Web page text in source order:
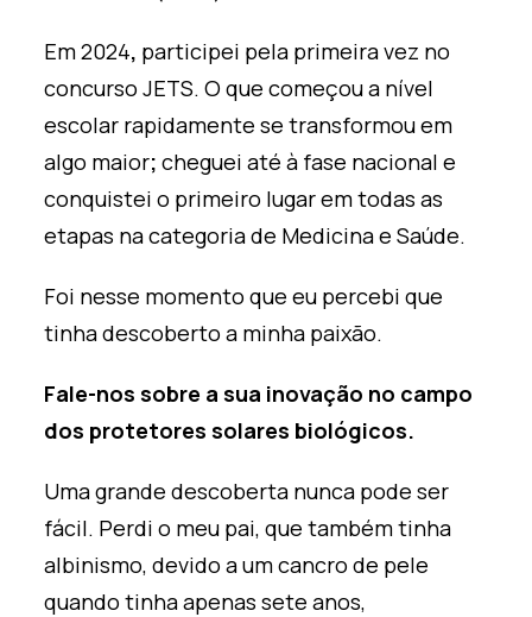
Em 2024, participei pela primeira vez no
concurso JETS. O que começou a nível
escolar rapidamente se transformou em
algo maior;cheguei até à fase nacional e
conquistei o primeiro lugar em todas as
etapas na categoria de Medicina e Saúde.
Foi nesse momento que eu percebique
tinha descoberto a minha paixão.
Fale-nos sobre a sua inovação no campo
dos protetores solares biológicos.
Uma grande descoberta nunca pode ser
fácil. Perdi o meu pai, que também tinha
albinismo, devido a um cancro de pele
quando tinha apenas sete anos,